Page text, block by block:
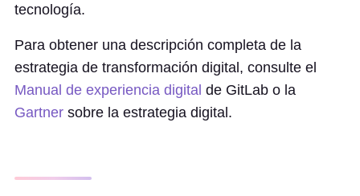
tecnología.
Para obtener una descripción completa de la
estrategia de transformación digital, consulte el
Manual de experiencia digital de GitLab o la
Gartner sobre la estrategia digital.